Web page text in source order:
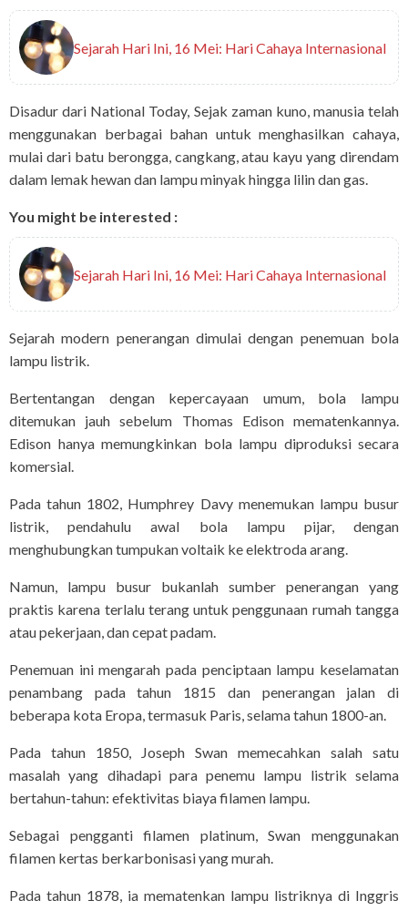
Sejarah Hari Ini, 16 Mei: Hari Cahaya Internasional
Disadur dari National Today, Sejak zaman kuno, manusia telah
menggunakan berbagai bahan untuk menghasilkan cahaya,
mulai dari batu berongga, cangkang, atau kayu yang direndam
dalam lemak hewan dan lampu minyak hingga lilin dan gas.
You might be interested :
Sejarah Hari Ini, 16 Mei: Hari Cahaya Internasional
Sejarah modern penerangan dimulai dengan penemuan bola
lampu listrik.
Bertentangan dengan kepercayaan umum, bola lampu
ditemukan jauh sebelum Thomas Edison mematenkannya.
Edison hanya memungkinkan bola lampu diproduksi secara
komersial.
Pada tahun 1802, Humphrey Davy menemukan lampu busur
listrik, pendahulu awal bola lampu pijar, dengan
menghubungkan tumpukan voltaik ke elektroda arang.
Namun, lampu busur bukanlah sumber penerangan yang
praktis karena terlalu terang untuk penggunaan rumah tangga
atau pekerjaan, dan cepat padam.
Penemuan ini mengarah pada penciptaan lampu keselamatan
penambang pada tahun 1815 dan penerangan jalan di
beberapa kota Eropa, termasuk Paris, selama tahun 1800-an.
Pada tahun 1850, Joseph Swan memecahkan salah satu
masalah yang dihadapi para penemu lampu listrik selama
bertahun-tahun: efektivitas biaya filamen lampu.
Sebagai pengganti filamen platinum, Swan menggunakan
filamen kertas berkarbonisasi yang murah.
Pada tahun 1878, ia mematenkan lampu listriknya di Inggris